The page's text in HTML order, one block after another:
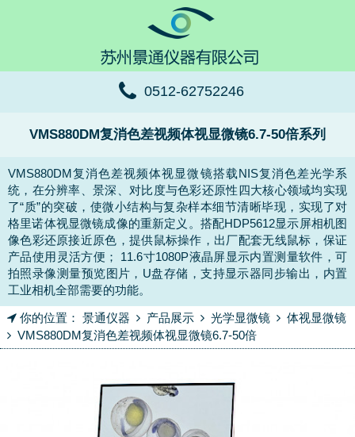
0512-62752246
VMS880DM复消色差视频体视显微镜6.7-50倍系列
VMS880DM复消色差视频体视显微镜搭载NIS复消色差光学系
统，在分辨率、景深、对比度与色彩还原性四大核心领域均实现
了“质”的突破，使微小结构与复杂样本细节清晰毕现，实现了对
格里诺体视显微镜成像的重新定义。搭配HDP5612显示屏相机图
像色彩还原接近原色，提供鼠标操作，出厂配套无线鼠标，保证
产品使用灵活方便； 11.6寸1080P液晶屏显示内置测量软件，可
拍照录像测量预览图片，U盘存储，支持显示器同步输出，内置
工业相机全部需要的功能。
你的位置： 景通仪器 产品展示 光学显微镜
体视显微镜
VMS880DM复消色差视频体视显微镜6.7-50倍